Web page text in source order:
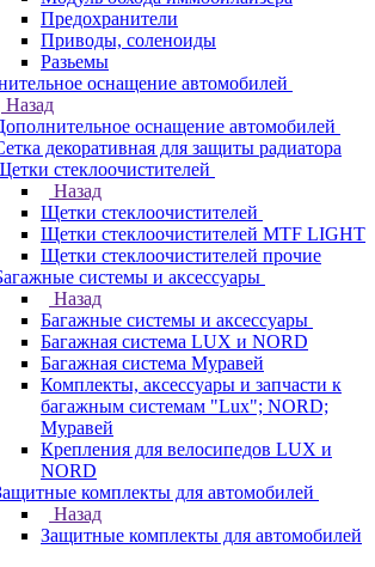
Предохранители
Приводы, соленоиды
Разьемы
оснащение автомобилей
Назад
оснащение автомобилей
декоративная для защиты радиатора
стеклоочистителей
Назад
Щетки стеклоочистителей
Щетки стеклоочистителей MTF LIGHT
Щетки стеклоочистителей прочие
системы и аксессуары
Назад
Багажные системы и аксессуары
Багажная система LUX и NORD
Багажная система Муравей
Комплекты, аксессуары и запчасти к
багажным системам "Lux"; NORD;
Муравей
Крепления для велосипедов LUX и
NORD
комплекты для автомобилей
Назад
Защитные комплекты для автомобилей